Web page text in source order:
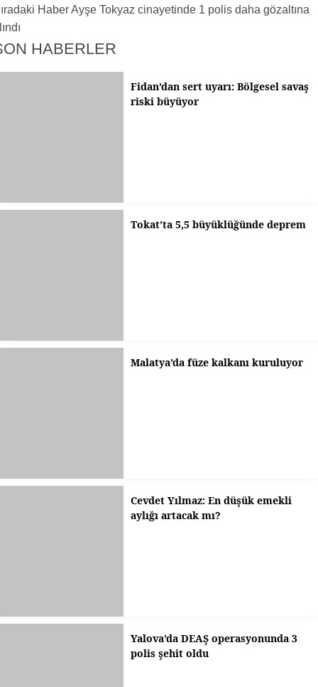
HaberAyşe Tokyaz cinayetinde 1 polis daha gözaltına
HABERLER
Fidan’dan sert uyarı: Bölgesel savaş
riski büyüyor
Tokat’ta 5,5 büyüklüğünde deprem
Malatya’da füze kalkanı kuruluyor
Cevdet Yılmaz: En düşük emekli
aylığı artacak mı?
Yalova’da DEAŞ operasyonunda 3
polis şehit oldu